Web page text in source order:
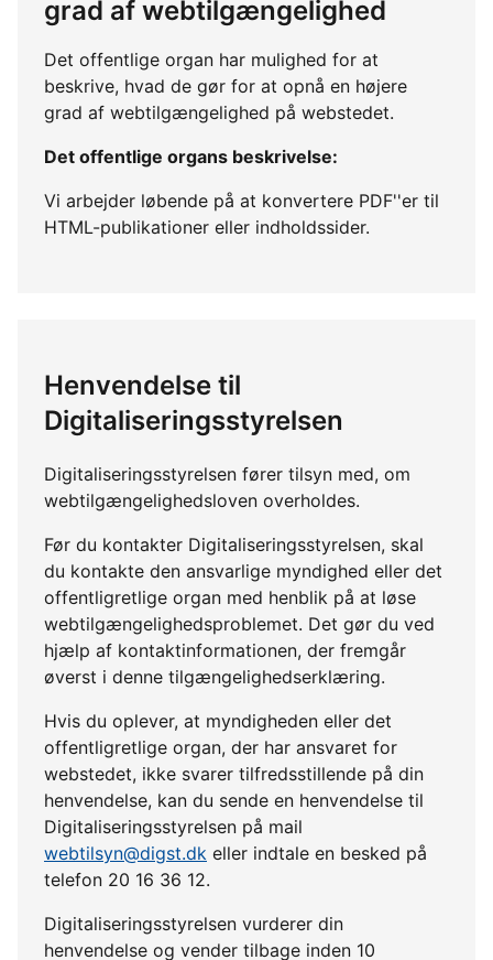
grad af webtilgængelighed
Det offentlige organ har mulighed for at
beskrive, hvad de gør for at opnå en højere
grad af webtilgængelighed på webstedet.
Det offentlige organs beskrivelse:
Vi arbejder løbende på at konvertere PDF''er til
HTML-publikationer eller indholdssider.
Henvendelse til
Digitaliseringsstyrelsen
Digitaliseringsstyrelsen fører tilsyn med, om
webtilgængelighedsloven overholdes.
Før du kontakter Digitaliseringsstyrelsen, skal
du kontakte den ansvarlige myndighed eller det
offentligretlige organ med henblik på at løse
webtilgængelighedsproblemet. Det gør du ved
hjælp af kontaktinformationen, der fremgår
øverst i denne tilgængelighedserklæring.
Hvis du oplever, at myndigheden eller det
offentligretlige organ, der har ansvaret for
webstedet, ikke svarer tilfredsstillende på din
henvendelse, kan du sende en henvendelse til
Digitaliseringsstyrelsen på mail
webtilsyn@digst.dk eller indtale en besked på
telefon 20 16 36 12.
Digitaliseringsstyrelsen vurderer din
henvendelse og vender tilbage inden 10